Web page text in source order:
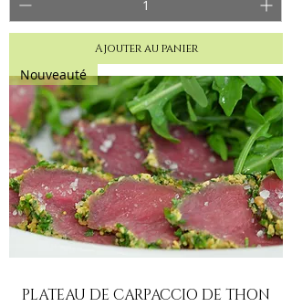
Ajouter au panier
Nouveauté
PLATEAU DE CARPACCIO DE THON